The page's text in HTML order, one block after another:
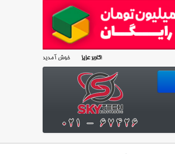
کاربر عزیزخوش آمدید!